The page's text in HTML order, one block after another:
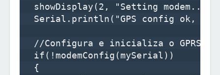
showDisplay(2, "Setting
Serial.println("GPS config ok,
  //Configura e inicializa o GPRS
  if(!modemConfig(mySerial))
  {